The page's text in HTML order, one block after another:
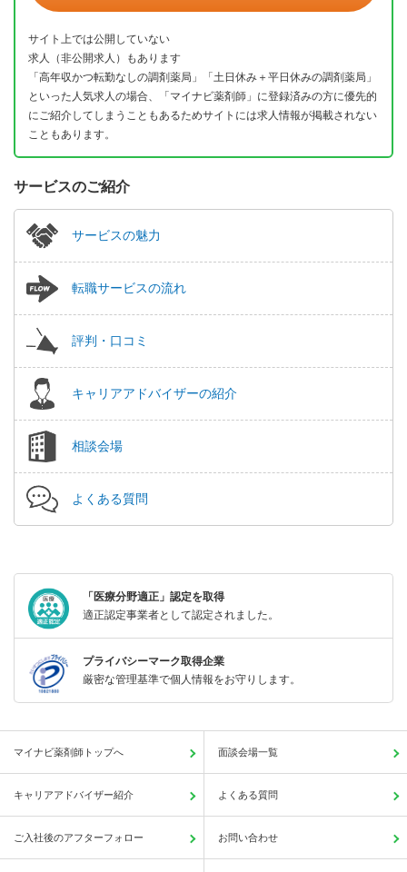
サイト上では公開していない
求人（非公開求人）もあります
「高年収かつ転勤なしの調剤薬局」「土日休み＋平日休みの調剤薬局」
といった人気求人の場合、「マイナビ薬剤師」に登録済みの方に優先的
にご紹介してしまうこともあるためサイトには求人情報が掲載されない
こともあります。
サービスのご紹介
サービスの魅力
転職サービスの流れ
評判・口コミ
キャリアアドバイザーの紹介
相談会場
よくある質問
「医療分野適正」認定を取得
適正認定事業者として認定されました。
プライバシーマーク取得企業
厳密な管理基準で個人情報をお守りします。
マイナビ薬剤師トップへ 面談会場一覧
キャリアアドバイザー紹介 よくある質問
ご入社後のアフターフォロー お問い合わせ